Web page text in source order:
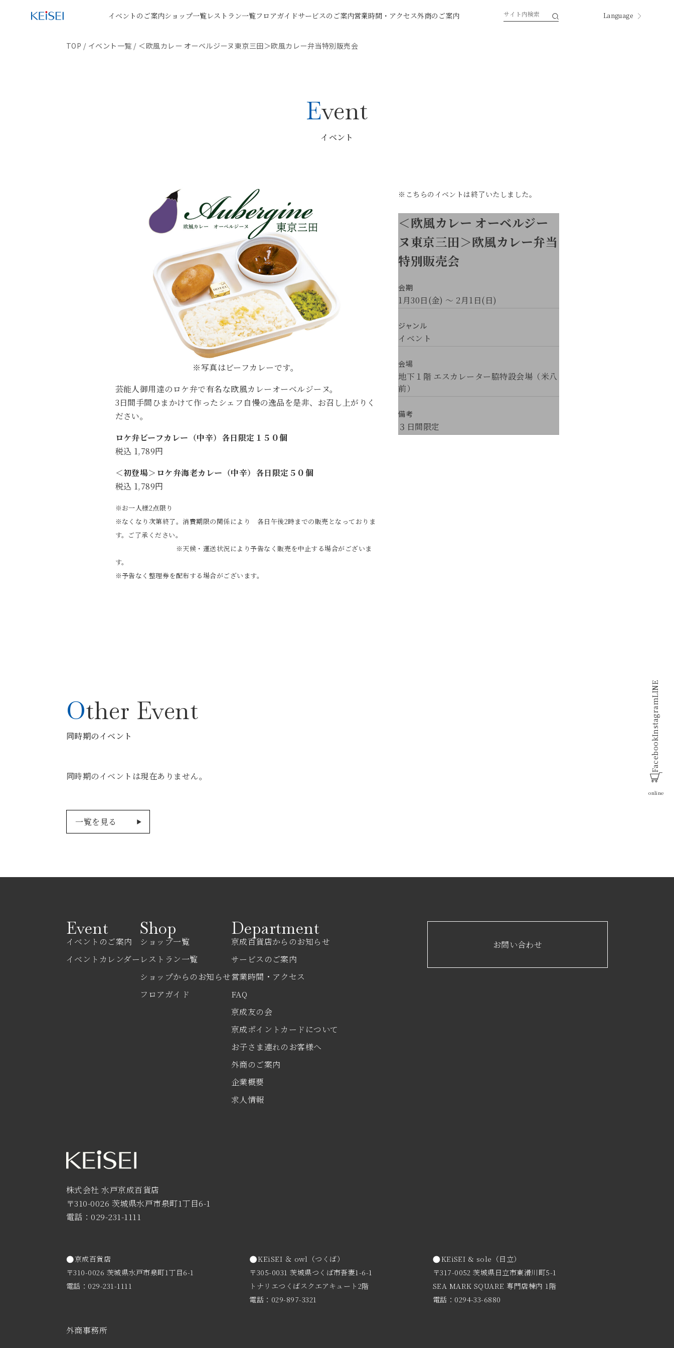
イベントのご案内ショップ一覧レストラン一覧フロアガイドサービスのご案内営業時間・アクセス外商のご案内 Language
LINE
Instagram
Facebook
online
TOP / イベント一覧 / ＜欧風カレー オーベルジーヌ東京三田＞欧風カレー弁当特別販売会
Event
イベント
※写真はビーフカレーです。
芸能人御用達のロケ弁で有名な欧風カレーオーベルジーヌ。
3日間手間ひまかけて作ったシェフ自慢の逸品を是非、お召し上がりく
ださい。
ロケ弁ビーフカレー（中辛）各日限定１５０個
税込 1,789円
＜初登場＞ロケ弁海老カレー（中辛）各日限定５０個
税込 1,789円
※お一人様2点限り
※なくなり次第終了。消費期限の関係により 各日午後2時までの販売となっておりま
す。ご了承ください。
※天候・運送状況により予告なく販売を中止する場合がございま
す。
※予告なく整理券を配布する場合がございます。
※こちらのイベントは終了いたしました。
＜欧風カレー オーベルジー
ヌ東京三田＞欧風カレー弁当
特別販売会
会期
1月30日(金) ～ 2月1日(日)
ジャンル
イベント
会場
地下１階 エスカレーター脇特設会場（米八
前）
備考
３日間限定
Other Event
同時期のイベント
同時期のイベントは現在ありません。
一覧を見る
Event
イベントのご案内
イベントカレンダー
Shop
ショップ一覧
レストラン一覧
ショップからのお知らせ
フロアガイド
Department
京成百貨店からのお知らせ
サービスのご案内
営業時間・アクセス
FAQ
京成友の会
京成ポイントカードについて
お子さま連れのお客様へ
外商のご案内
企業概要
求人情報
お問い合わせ
株式会社 水戸京成百貨店
〒310-0026 茨城県水戸市泉町1丁目6-1
電話：029-231-1111
京成百貨店
〒310-0026 茨城県水戸市泉町1丁目6-1
電話：029-231-1111
KEiSEI ＆ owl（つくば）
〒305-0031 茨城県つくば市吾妻1-6-1
トナリエつくばスクエアキュート2階
電話：029-897-3321
KEiSEI & sole（日立）
〒317-0052 茨城県日立市東滑川町5-1
SEA MARK SQUARE 専門店棟内 1階
電話：0294-33-6880
外商事務所